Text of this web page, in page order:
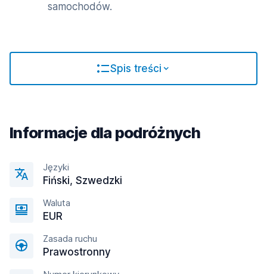
samochodów.
Spis treści
Informacje dla podróżnych
Języki
Fiński, Szwedzki
Waluta
EUR
Zasada ruchu
Prawostronny